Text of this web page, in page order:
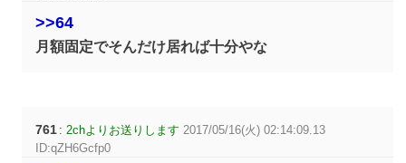
>>64
月額固定でそんだけ居れば十分やな
761 :2chよりお送りします 2017/05/16(火) 02:14:09.13
ID:qZH6Gcfp0